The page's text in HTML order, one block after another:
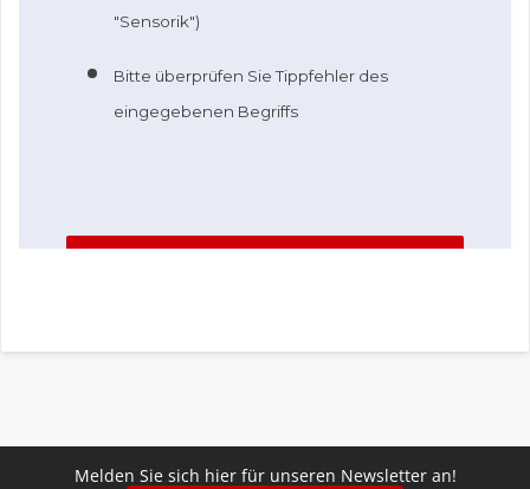
Melden Sie sich hier für unseren Newsletter an!